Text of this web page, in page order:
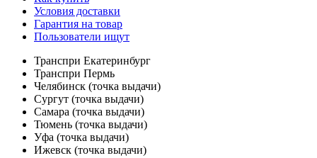
Условия доставки
Гарантия на товар
Пользователи ищут
Транспри Екатеринбург
Транспри Пермь
Челябинск (точка выдачи)
Сургут (точка выдачи)
Самара (точка выдачи)
Тюмень (точка выдачи)
Уфа (точка выдачи)
Ижевск (точка выдачи)